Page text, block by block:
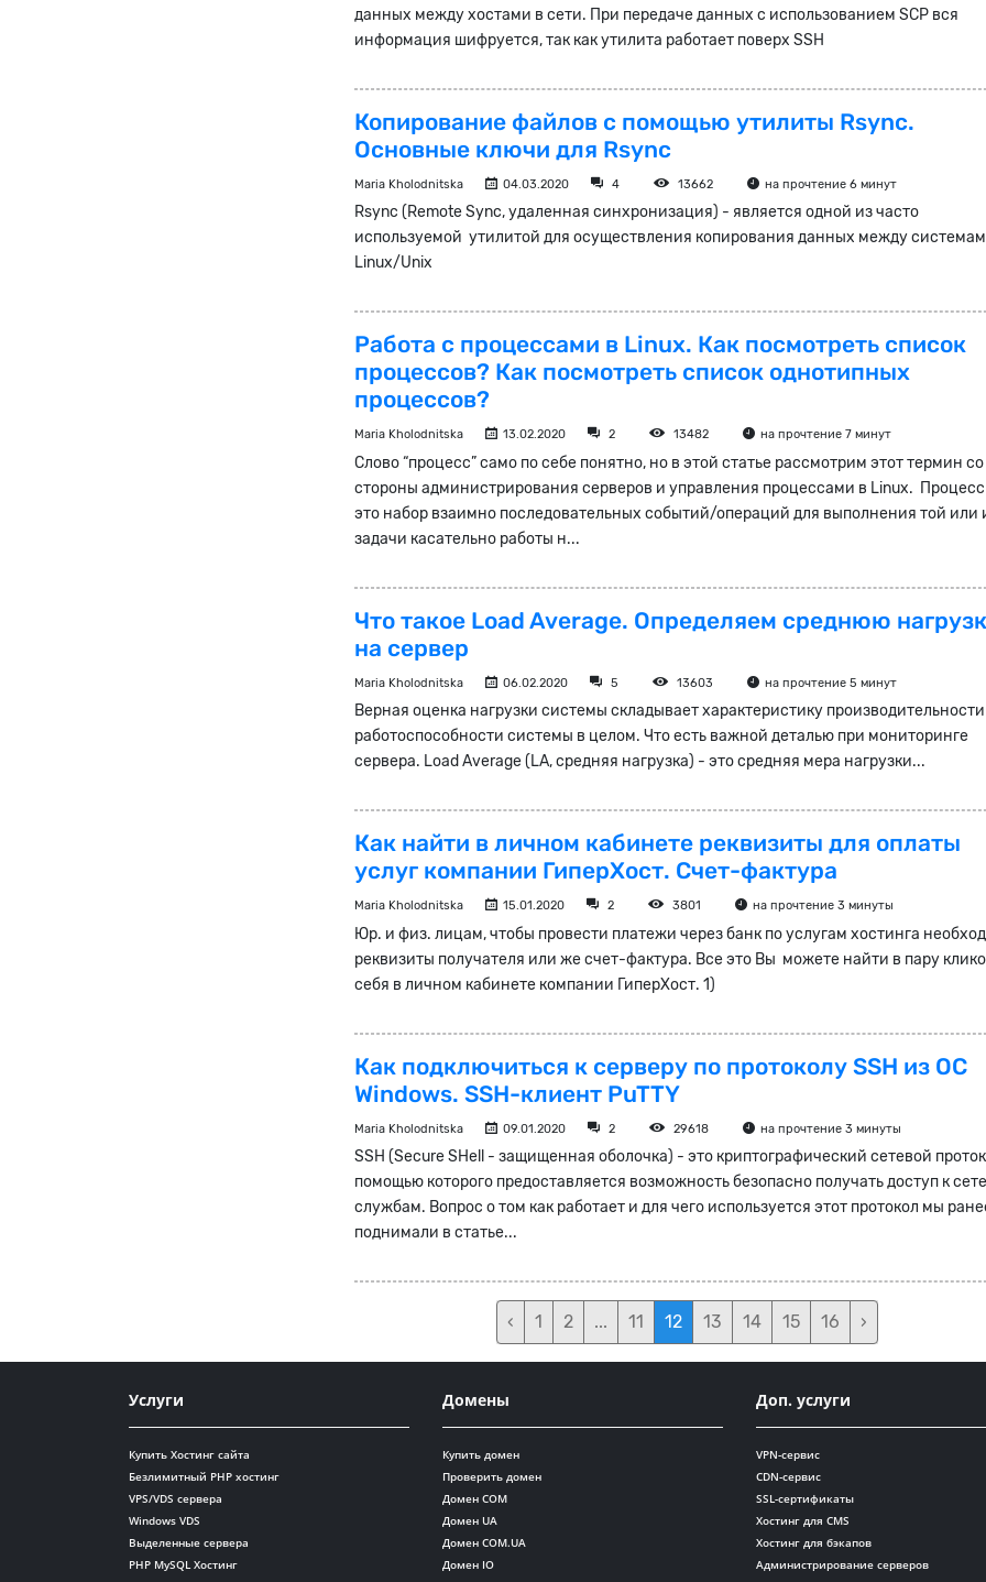
данных между хостами в сети. При передаче данных с использованием SCP вся
информация шифруется, так как утилита работает поверх SSH
Копирование файлов с помощью утилиты Rsync.
Основные ключи для Rsync
Maria Kholodnitska 04.03.2020 4 13662 на прочтение 6 минут
Rsync (Remote Sync, удаленная синхронизация) - является одной из часто
используемой утилитой для осуществления копирования данных между
Linux/Unix
Работа с процессами в Linux. Как посмотреть список
процессов? Как посмотреть список однотипных
процессов?
Maria Kholodnitska 13.02.2020 2 13482 на прочтение 7 минут
Слово “процесс” само по себе понятно, но в этой статье рассмотрим этот термин со
стороны администрирования серверов и управления процессами в Linux.
это набор взаимно последовательных событий/операций для выполнения той или
задачи касательно работы н...
Что такое Load Average. Определяем среднюю
на сервер
Maria Kholodnitska 06.02.2020 5 13603 на прочтение 5 минут
Верная оценка нагрузки системы складывает характеристику
работоспособности системы в целом. Что есть важной деталью при мониторинге
сервера. Load Average (LA, средняя нагрузка) - это средняя мера нагрузки...
Как найти в личном кабинете реквизиты для оплаты
услуг компании ГиперХост. Счет-фактура
Maria Kholodnitska 15.01.2020 2 3801 на прочтение 3 минуты
Юр. и физ. лицам, чтобы провести платежи через банк по услугам хостинга
реквизиты получателя или же счет-фактура. Все это Вы можете найти в пару
себя в личном кабинете компании ГиперХост. 1)
Как подключиться к серверу по протоколу SSH из ОС
Windows. SSH-клиент PuTTY
Maria Kholodnitska 09.01.2020 2 29618 на прочтение 3 минуты
SSH (Secure SHell - защищенная оболочка) - это криптографический сетевой
помощью которого предоставляется возможность безопасно получать доступ к
службам. Вопрос о том как работает и для чего используется этот протокол мы
поднимали в статье...
‹ 1 2 ... 11 12 13 14 15 16 ›
Услуги
Купить Хостинг сайта
Безлимитный PHP хостинг
VPS/VDS сервера
Windows VDS
Выделенные сервера
PHP MySQL Хостинг
Домены
Купить домен
Проверить домен
Домен COM
Домен UA
Домен COM.UA
Домен IO
Доп. услуги
VPN-сервис
CDN-сервис
SSL-сертификаты
Хостинг для CMS
Хостинг для бэкапов
Администрирование серверов